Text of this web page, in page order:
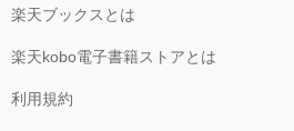
楽天ブックスとは
楽天kobo電子書籍ストアとは
利用規約